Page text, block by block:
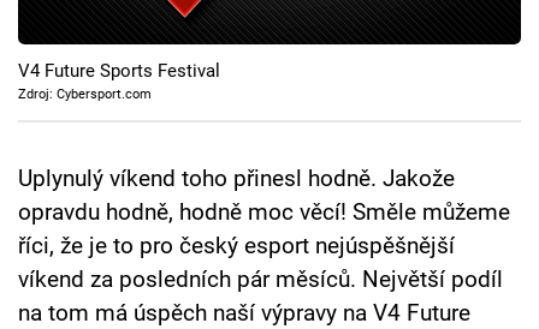
Cool Esport
Pořady
Sledujte prima+
Přihlášení
V4 Future Sports Festival
Zdroj: Cybersport.com
Uplynulý víkend toho přinesl hodně. Jakože
opravdu hodně, hodně moc věcí! Směle můžeme
říci, že je to pro český esport nejúspěšnější
víkend za posledních pár měsíců. Největší podíl
na tom má úspěch naší výpravy na V4 Future